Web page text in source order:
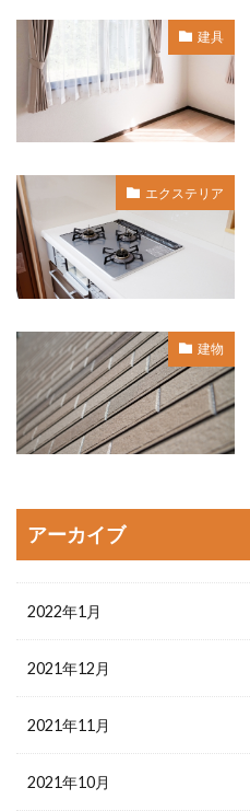
建具
エクステリア
建物
アーカイブ
2022年1月
2021年12月
2021年11月
2021年10月